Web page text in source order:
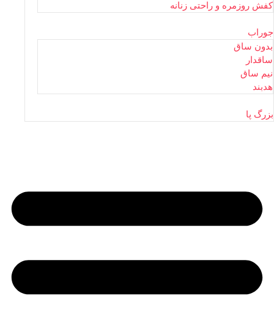
کفش روزمره و راحتی زنانه
جوراب
بدون ساق
ساقدار
نیم ساق
هدبند
بزرگ پا